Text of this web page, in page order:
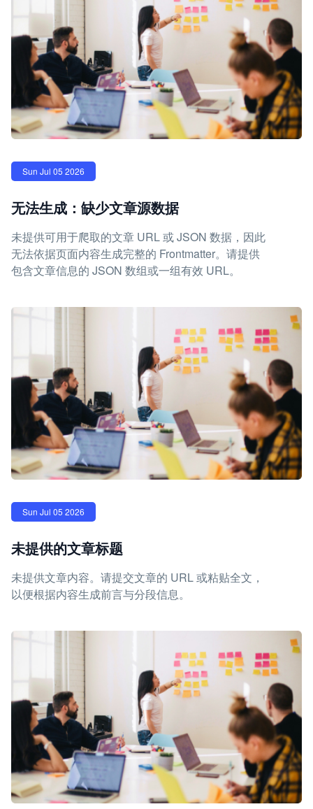
Sun Jul 05 2026
无法生成：缺少文章源数据
未提供可用于爬取的文章 URL 或 JSON 数据，因此
无法依据页面内容生成完整的 Frontmatter。请提供
包含文章信息的 JSON 数组或一组有效 URL。
Sun Jul 05 2026
未提供的文章标题
未提供文章内容。请提交文章的 URL 或粘贴全文，
以便根据内容生成前言与分段信息。